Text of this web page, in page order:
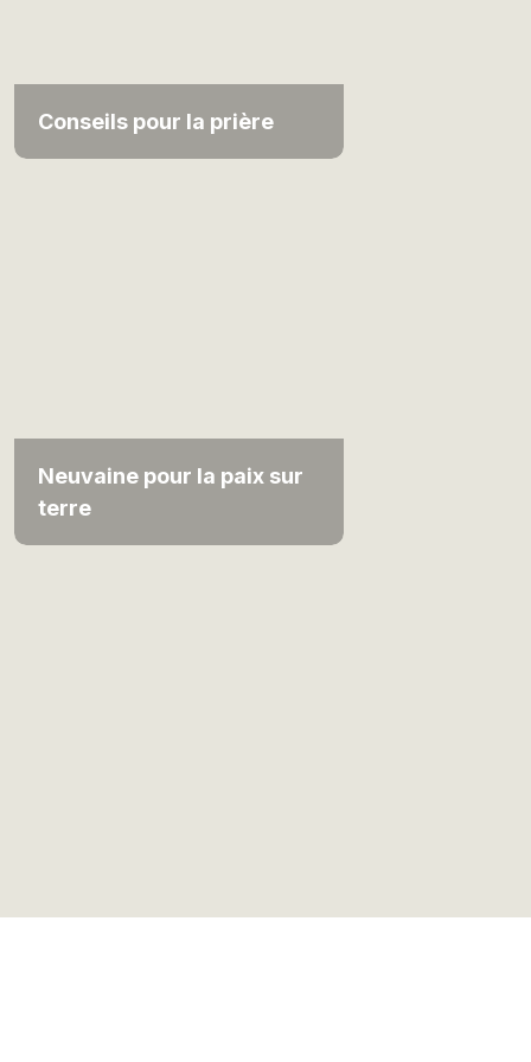
Conseils pour la prière
Neuvaine pour la paix sur
terre